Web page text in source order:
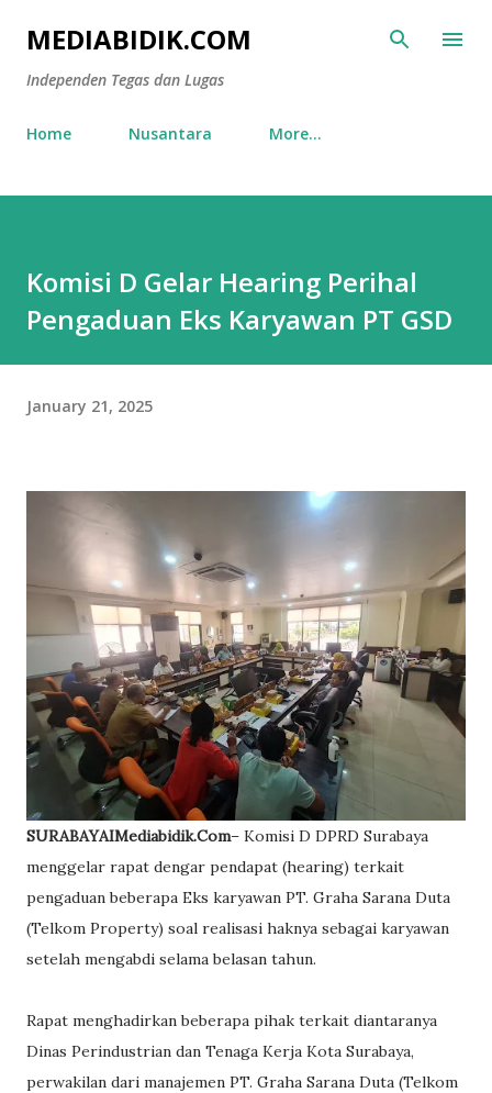
Skip to main content
MEDIABIDIK.COM
Independen Tegas dan Lugas
Home Nusantara More…
Komisi D Gelar Hearing Perihal
Pengaduan Eks Karyawan PT GSD
January 21, 2025
SURABAYAIMediabidik.Com– Komisi D DPRD Surabaya
menggelar rapat dengar pendapat (hearing) terkait
pengaduan beberapa Eks karyawan PT. Graha Sarana Duta
(Telkom Property) soal realisasi haknya sebagai karyawan
setelah mengabdi selama belasan tahun.
Rapat menghadirkan beberapa pihak terkait diantaranya
Dinas Perindustrian dan Tenaga Kerja Kota Surabaya,
perwakilan dari manajemen PT. Graha Sarana Duta (Telkom